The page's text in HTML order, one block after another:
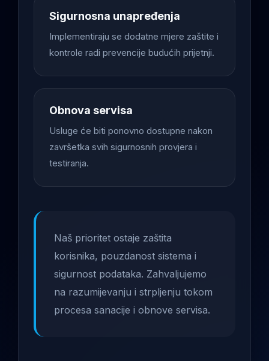
Sigurnosna unapređenja
Implementiraju se dodatne mjere zaštite i
kontrole radi prevencije budućih prijetnji.
Obnova servisa
Usluge će biti ponovno dostupne nakon
završetka svih sigurnosnih provjera i
testiranja.
Naš prioritet ostaje zaštita
korisnika, pouzdanost sistema i
sigurnost podataka. Zahvaljujemo
na razumijevanju i strpljenju tokom
procesa sanacije i obnove servisa.